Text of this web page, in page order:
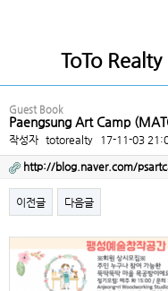
ToTo
Guest Book
Paengsung Art Camp
작성자 totorealty 17-11-03
http://blog.naver.com/
이전글 다음글